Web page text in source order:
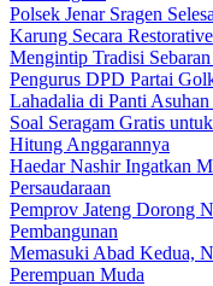
Polsek Jenar Sragen
Karung Secara
Mengintip Tradisi
Pengurus DPD Partai
Lahadalia di Panti
Soal Seragam Gratis
Hitung Anggarannya
Haedar Nashir Ingatkan
Persaudaraan
Pemprov Jateng Dorong
Pembangunan
Memasuki Abad Kedua,
Perempuan Muda